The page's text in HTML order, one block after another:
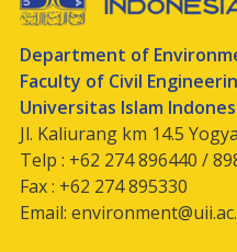
Department of
Faculty of Civil
Universitas Islam
Jl. Kaliurang km 14.5
Telp : +62 274 896440 /
Fax : +62 274 895330
Email: